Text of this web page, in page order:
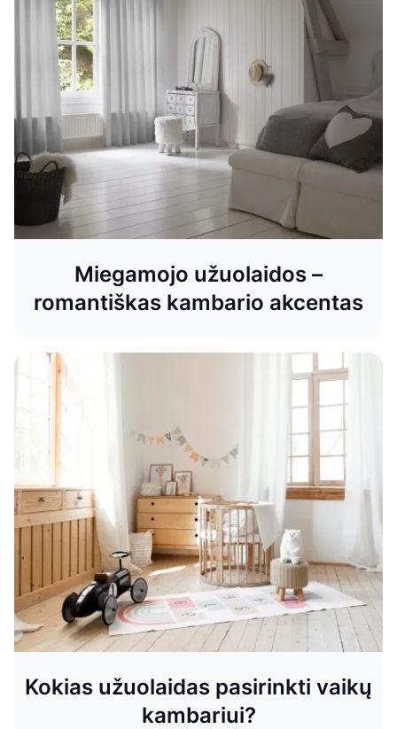
Miegamojo užuolaidos –
romantiškas kambario akcentas
kambariui?
Kaip išsirinkti užuolaidas vaikų kambariui? Patarimai dėl
audinių, spalvų, ilgio ir saugumo – praktiški sprendimai
jaukiam ir žaismingam interjerui.
Kokias užuolaidas pasirinkti vaikų
kambariui?
Užuolaidų priežiūra: klaidos galinčios
Sužinokite, kaip lengvai prižiūrėti užuolaidas – DOMUS
LUMINA specialistų patarimai padės išlaikyti jų spalvą,
formą ir grožį ilgiau.